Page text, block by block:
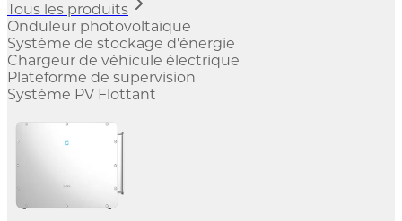
Tous les produits
Onduleur photovoltaïque
Système de stockage d'énergie
Chargeur de véhicule électrique
Plateforme de supervision
Système PV Flottant